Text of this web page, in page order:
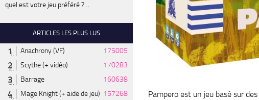
Pampero est un jeu basé sur des
quel est votre jeu préféré ?…
ARTICLES LES PLUS LUS
Anachrony (VF)
175005
Scythe (+ vidéo)
170283
Barrage
160638
Mage Knight (+ aide de jeu) 157268